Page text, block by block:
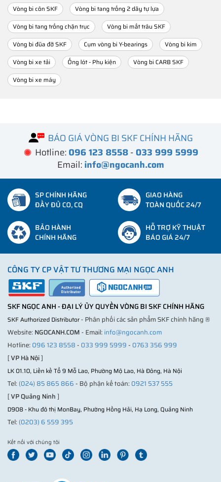
Vòng bi côn SKF
Vòng bi tang trống 2 dãy tự lựa
Vòng bi tang trống chặn trục
Vòng bi mắt trâu SKF
Vòng bi đũa đỡ SKF
Cụm vòng bi Y-bearings
Vòng bi kim
Vòng bi xe tải
Ống lót - Phụ kiện
Vòng bi CARB SKF
Vòng bi xe máy
BÁO GIÁ VÒNG BI SKF CHÍNH HÃNG
Hotline: 096 123 8558- 033 999 5999
Email: info@ngocanh.com
SP CHÍNH HÃNG
ĐẦY ĐỦ CO, CQ
GIAO HÀNG
TOÀN QUỐC 24/7
BẢO HÀNH
CHÍNH HÃNG
HỖ TRỢ KỸ THUẬT
BÁO GIÁ 24/7
CÔNG TY CP VẬT TƯ THƯƠNG MẠI NGỌC ANH
SKF NGỌC ANH - ĐẠI LÝ ỦY QUYỀN VÒNG BI SKF CHÍNH HÃNG
SKF Authorized Distributor- Phân phối các sản phẩm SKF chính hãng ®
Website: NGOCANH.COM- Email: info@ngocanh.com
Hotline: 096 123 8558- 033 999 5999- 0763 356 999
[VP Hà Nội]
LK 01.10, Liền kề Tổ 9 Mỗ Lao, Phường Mộ Lao, Hà Đông, Hà Nội
Tel: (024) 85 865 866- Bộ phận kế toán: 0921 537 555
[VP Quảng Ninh]
D908 - Khu đô thị MonBay, Phường Hồng Hải, Hạ Long, Quảng Ninh
Tel: (0203) 6 559 395
Kết nối với chúng tôi